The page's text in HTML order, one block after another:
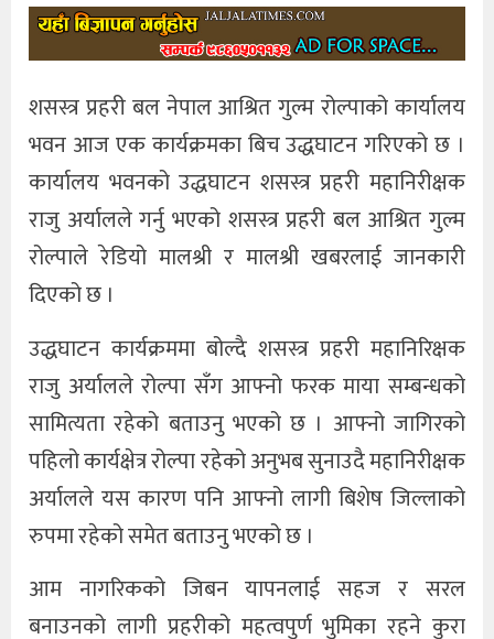
शसस्त्र प्रहरी बल नेपाल आश्रित गुल्म रोल्पाको कार्यालय
भवन आज एक कार्यक्रमका बिच उद्धघाटन गरिएको छ ।
कार्यालय भवनको उद्धघाटन शसस्त्र प्रहरी महानिरीक्षक
राजु अर्यालले गर्नु भएको शसस्त्र प्रहरी बल आश्रित गुल्म
रोल्पाले रेडियो मालश्री र मालश्री खबरलाई जानकारी
दिएको छ ।
उद्धघाटन कार्यक्रममा बोल्दै शसस्त्र प्रहरी महानिरिक्षक
राजु अर्यालले रोल्पा सँग आफ्नो फरक माया सम्बन्धको
सामित्यता रहेको बताउनु भएको छ । आफ्नो जागिरको
पहिलो कार्यक्षेत्र रोल्पा रहेको अनुभब सुनाउदै महानिरीक्षक
अर्यालले यस कारण पनि आफ्नो लागी बिशेष जिल्लाको
रुपमा रहेको समेत बताउनु भएको छ ।
आम नागरिकको जिबन यापनलाई सहज र सरल
बनाउनको लागी प्रहरीको महत्वपुर्ण भुमिका रहने कुरा